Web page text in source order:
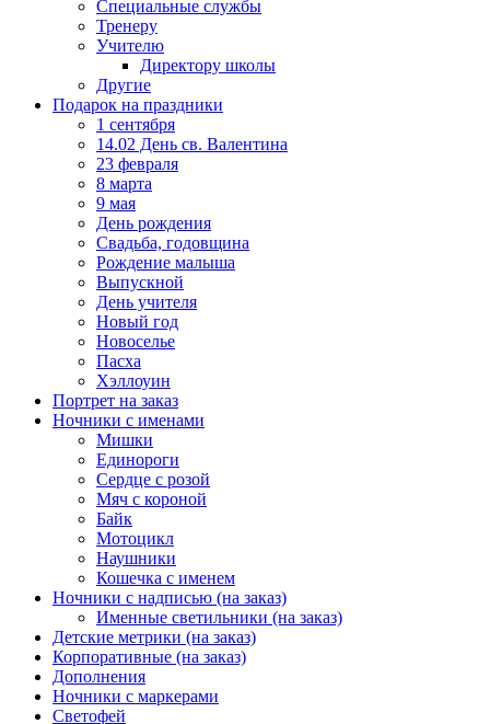
Специальные службы
Тренеру
Учителю
Директору школы
Другие
Подарок на праздники
1 сентября
14.02 День св. Валентина
23 февраля
8 марта
9 мая
День рождения
Свадьба, годовщина
Рождение малыша
Выпускной
День учителя
Новый год
Новоселье
Пасха
Хэллоуин
Портрет на заказ
Ночники с именами
Мишки
Единороги
Сердце с розой
Мяч с короной
Байк
Мотоцикл
Наушники
Кошечка с именем
Ночники с надписью (на заказ)
Именные светильники (на заказ)
Детские метрики (на заказ)
Корпоративные (на заказ)
Дополнения
Ночники с маркерами
Светофей